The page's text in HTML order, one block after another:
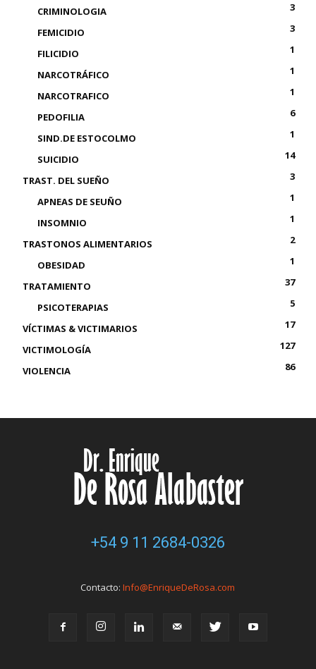
CRIMINOLOGIA
3
FEMICIDIO
3
FILICIDIO
1
NARCOTRÁFICO
1
NARCOTRAFICO
1
PEDOFILIA
6
SIND.DE ESTOCOLMO
1
SUICIDIO
14
TRAST. DEL SUEÑO
3
APNEAS DE SEUÑO
1
INSOMNIO
1
TRASTONOS ALIMENTARIOS
2
OBESIDAD
1
TRATAMIENTO
37
PSICOTERAPIAS
5
VÍCTIMAS & VICTIMARIOS
17
VICTIMOLOGÍA
127
VIOLENCIA
86
+54 9 11 2684-0326
Contacto:Info@EnriqueDeRosa.com